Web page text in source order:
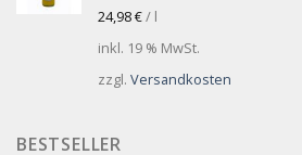
24,98€/ l
inkl. 19 % MwSt.
zzgl. Versandkosten
BESTSELLER